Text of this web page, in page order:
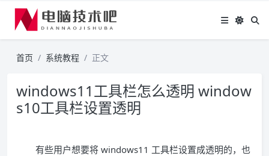
首页 系统教程 正文
windows11工具栏怎么透明 window
s10工具栏设置透明
有些用户想要将 windows11 工具栏设置成透明的，也